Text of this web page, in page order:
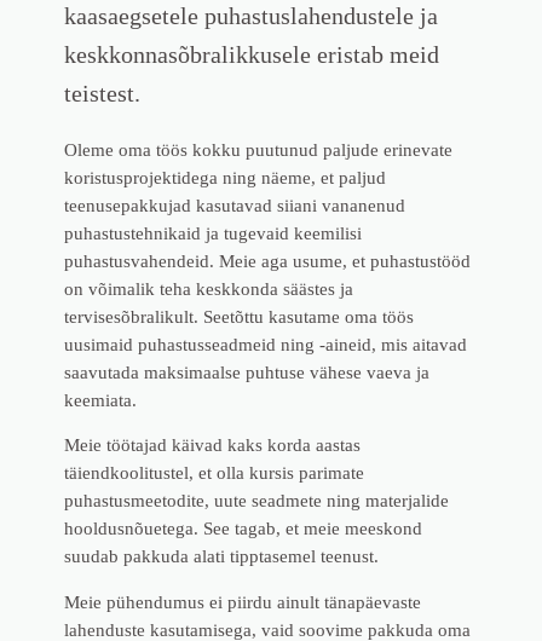
kaasaegsetele puhastuslahendustele ja
keskkonnasõbralikkusele eristab meid
teistest.
Oleme oma töös kokku puutunud paljude erinevate
koristusprojektidega ning näeme, et paljud
teenusepakkujad kasutavad siiani vananenud
puhastustehnikaid ja tugevaid keemilisi
puhastusvahendeid. Meie aga usume, et puhastustööd
on võimalik teha keskkonda säästes ja
tervisesõbralikult. Seetõttu kasutame oma töös
uusimaid puhastusseadmeid ning -aineid, mis aitavad
saavutada maksimaalse puhtuse vähese vaeva ja
keemiata.
Meie töötajad käivad kaks korda aastas
täiendkoolitustel, et olla kursis parimate
puhastusmeetodite, uute seadmete ning materjalide
hooldusnõuetega. See tagab, et meie meeskond
suudab pakkuda alati tipptasemel teenust.
Meie pühendumus ei piirdu ainult tänapäevaste
lahenduste kasutamisega, vaid soovime pakkuda oma